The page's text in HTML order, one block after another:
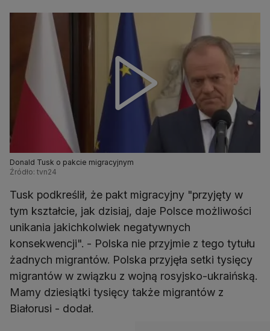
Donald Tusk o pakcie migracyjnym
Źródło: tvn24
Tusk podkreślił, że pakt migracyjny "przyjęty w
tym kształcie, jak dzisiaj, daje Polsce możliwości
unikania jakichkolwiek negatywnych
konsekwencji". - Polska nie przyjmie z tego tytułu
żadnych migrantów. Polska przyjęła setki tysięcy
migrantów w związku z wojną rosyjsko-ukraińską.
Mamy dziesiątki tysięcy także migrantów z
Białorusi - dodał.